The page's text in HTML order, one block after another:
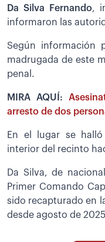
Da Silva Fernando,
informaron las
Según información
madrugada de este
penal.
MIRA AQUÍ:
arresto de dos
En el lugar se
interior del recinto
Da Silva, de
Primer Comando
sido recapturado en
desde agosto de